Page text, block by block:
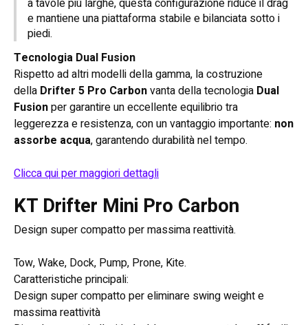
a tavole più larghe, questa configurazione riduce il drag
e mantiene una piattaforma stabile e bilanciata sotto i
piedi.
Tecnologia Dual Fusion
Rispetto ad altri modelli della gamma, la costruzione
della Drifter 5 Pro Carbonvanta della tecnologia Dual
Fusionper garantire un eccellente equilibrio tra
leggerezza e resistenza, con un vantaggio importante: non
assorbe acqua, garantendo durabilità nel tempo.
Clicca qui per maggiori dettagli
KT Drifter Mini Pro Carbon
Design super compatto per massima reattività.
Tow, Wake, Dock, Pump, Prone, Kite.
Caratteristiche principali:
Design super compatto per eliminare swing weight e
massima reattività